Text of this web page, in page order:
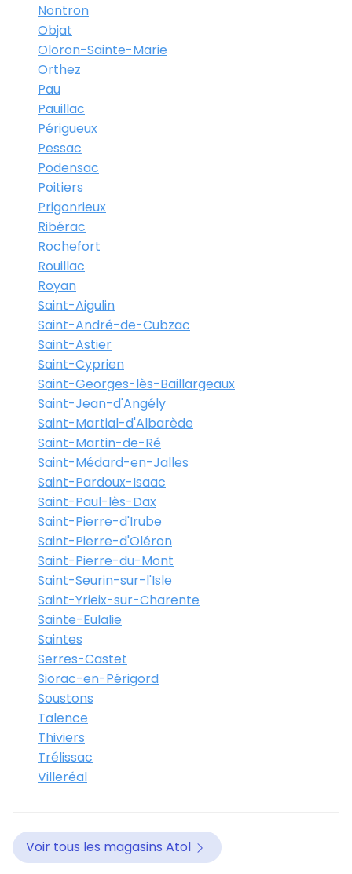
Nontron
Objat
Oloron-Sainte-Marie
Orthez
Pau
Pauillac
Périgueux
Pessac
Podensac
Poitiers
Prigonrieux
Ribérac
Rochefort
Rouillac
Royan
Saint-Aigulin
Saint-André-de-Cubzac
Saint-Astier
Saint-Cyprien
Saint-Georges-lès-Baillargeaux
Saint-Jean-d'Angély
Saint-Martial-d'Albarède
Saint-Martin-de-Ré
Saint-Médard-en-Jalles
Saint-Pardoux-Isaac
Saint-Paul-lès-Dax
Saint-Pierre-d'Irube
Saint-Pierre-d'Oléron
Saint-Pierre-du-Mont
Saint-Seurin-sur-l'Isle
Saint-Yrieix-sur-Charente
Sainte-Eulalie
Saintes
Serres-Castet
Siorac-en-Périgord
Soustons
Talence
Thiviers
Trélissac
Villeréal
Voir tous les magasins Atol